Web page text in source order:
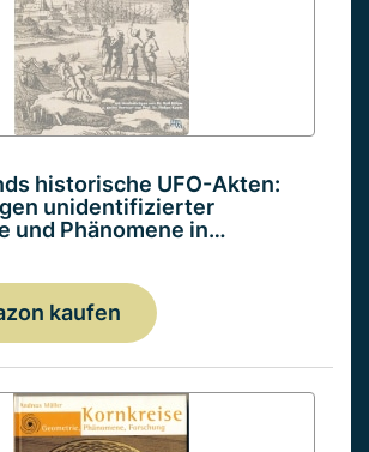
historische UFO-Akten:
unidentifizierter
und Phänomene in…
kaufen